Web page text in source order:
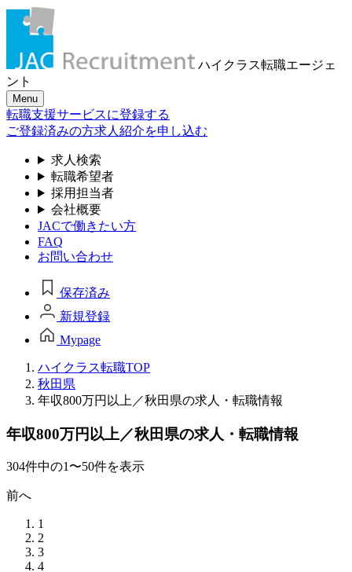
ハイクラス転職エージェ
ント
Menu
転職支援サービスに登録する
ご登録済みの方求人紹介を申し込む
求人検索
転職希望者
採用担当者
会社概要
JACで働きたい方
FAQ
お問い合わせ
保存済み
新規登録
Mypage
ハイクラス転職TOP
秋田県
年収800万円以上／秋田県の求人・転職情報
年収800万円以上／秋田県の求人・転職情報
304件中の1〜50件を表示
前へ
1
2
3
4